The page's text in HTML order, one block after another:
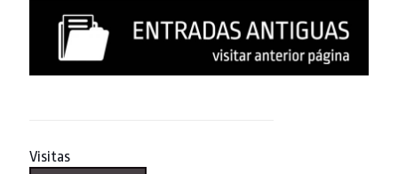
Visitas